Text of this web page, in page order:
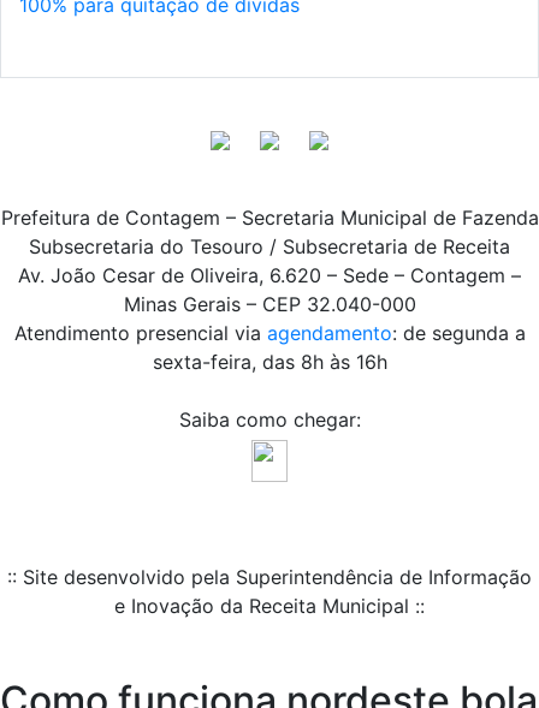
100% para quitação de dívidas
Prefeitura de Contagem – Secretaria Municipal de Fazenda
Subsecretaria do Tesouro / Subsecretaria de Receita
Av. João Cesar de Oliveira, 6.620 – Sede – Contagem –
Minas Gerais – CEP 32.040-000
Atendimento presencial via agendamento: de segunda a
sexta-feira, das 8h às 16h
Saiba como chegar:
:: Site desenvolvido pela Superintendência de Informação
e Inovação da Receita Municipal ::